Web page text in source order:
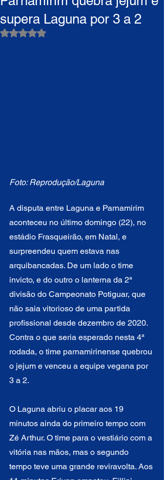
supera Laguna por 3 a 2
Avaliado com NaN de 5 estrelas.
Foto: Reprodução/Laguna
A disputa entre Laguna e Parnamirim
aconteceu no último domingo (22), no
estádio Frasqueirão, em Natal, e
surpreendeu quem estava nas
arquibancadas. De um lado o time
invicto, e do outro o lanterna da 2ª
divisão do Campeonato Potiguar, que
não saia vitorioso de uma partida
profissional desde dezembro de 2020.
Contra o que seria esperado nesta 4ª
rodada, o time parnamirinense quebrou
o jejum e venceu a equipe vegana por
3 a 2.
O Laguna abriu o placar aos 19
minutos ainda do primeiro tempo com
Zé Arthur. O time para o vestiário com a
vitória nas mãos, mas o segundo
tempo teve uma grande reviravolta. Aos